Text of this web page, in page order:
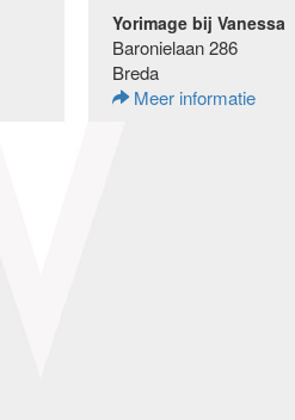
Yorimage bij Vanessa
Baronielaan 286
Breda
Meer informatie